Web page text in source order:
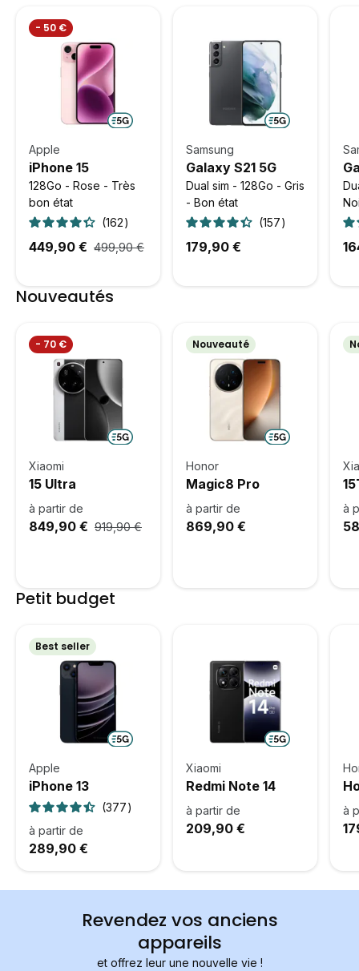
- 50 €
Apple
iPhone 15
128Go - Rose - Très
bon état
162
449,90 € 499,90 €
Samsung
Galaxy S21 5G
Dual sim - 128Go - Gris
- Bon état
157
179,90 €
Nouveautés
- 70 €
Xiaomi
15 Ultra
à partir de
849,90 € 919,90 €
Nouveauté
Honor
Magic8 Pro
à partir de
869,90 €
à
Petit budget
Best seller
Apple
iPhone 13
377
à partir de
289,90 €
Xiaomi
Redmi Note 14
à partir de
209,90 €
à
Revendez vos anciens
appareils
et offrez leur une nouvelle vie !